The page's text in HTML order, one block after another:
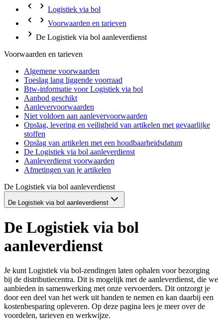
Logistiek via bol
Voorwaarden en tarieven
De Logistiek via bol aanleverdienst
Voorwaarden en tarieven
Algemene voorwaarden
Toeslag lang liggende voorraad
Btw-informatie voor Logistiek via bol
Aanbod geschikt
Aanlevervoorwaarden
Niet voldoen aan aanlevervoorwaarden
Opslag, levering en veiligheid van artikelen met gevaarlijke
stoffen
Opslag van artikelen met een houdbaarheidsdatum
De Logistiek via bol aanleverdienst
Aanleverdienst voorwaarden
Afmetingen van je artikelen
De Logistiek via bol aanleverdienst
De Logistiek via bol aanleverdienst
De Logistiek via bol
aanleverdienst
Je kunt Logistiek via bol-zendingen laten ophalen voor bezorging
bij de distributiecentra. Dit is mogelijk met de aanleverdienst, die we
aanbieden in samenwerking met onze vervoerders. Dit ontzorgt je
door een deel van het werk uit handen te nemen en kan daarbij een
kostenbesparing opleveren. Op deze pagina lees je meer over de
voordelen, tarieven en werkwijze.